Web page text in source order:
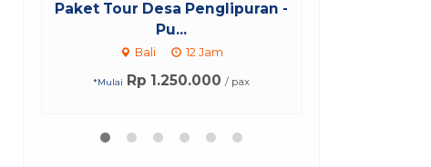
Paket Tour Nusa Lembongan
One Da...
Bali 12 Jam
*Mulai Rp 1.095.000 / pax